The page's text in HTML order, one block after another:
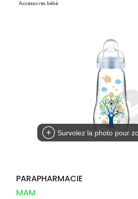
PHARMACIES
DISPOSITIFS
D’ORDONNANCE
Accessoires bébé
Survolez la photo pour
PARAPHARMACIE
MAM